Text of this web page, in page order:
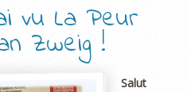
vu La Peur
Zweig !
Salut